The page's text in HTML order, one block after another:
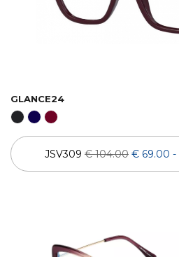
GLANCE24
JSV309 € 104.00 € 69.00 -